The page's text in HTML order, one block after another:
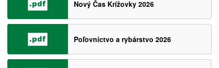
Nový Čas Krížovky 2026
Poľovníctvo a rybárstvo 2026